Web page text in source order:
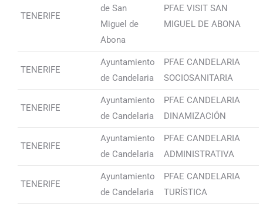
TENERIFE
de San
Miguel de
Abona
PFAE VISIT SAN
MIGUEL DE ABONA
TENERIFE
Ayuntamiento
de Candelaria
PFAE CANDELARIA
SOCIOSANITARIA
TENERIFE
Ayuntamiento
de Candelaria
PFAE CANDELARIA
DINAMIZACIÓN
TENERIFE
Ayuntamiento
de Candelaria
PFAE CANDELARIA
ADMINISTRATIVA
TENERIFE
Ayuntamiento
de Candelaria
PFAE CANDELARIA
TURÍSTICA